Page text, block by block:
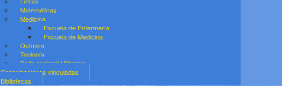
Matemáticas
Medicina
Escuela de Enfermería
Escuela de Medicina
Química
Teología
Sede regional Villarrica
Organizaciones vinculadas
Bibliotecas